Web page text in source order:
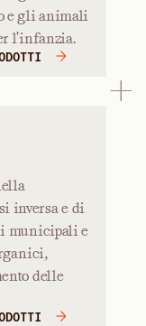
e gli animali
l'infanzia.
inversa e di
municipali e
delle